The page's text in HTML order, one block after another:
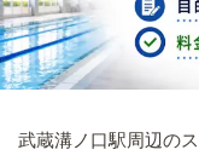
武蔵溝ノ口駅周辺の